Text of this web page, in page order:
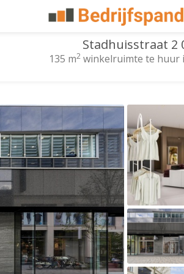
Stadhuisstraat 2
135 m2 winkelruimte te huur